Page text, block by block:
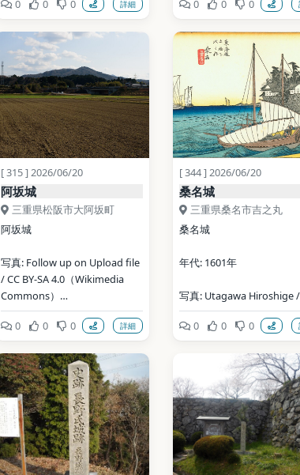
写真: ぺ有家音 /
CC0（Wikimedia Commons）
地点データ: Wikidata (CC0)
0 0 0 詳細
公式サイト:
https://
ie.jp/site/kanko/
to.html
写真: 投稿者が撮影 / CC
3.0（Wikimedia
地点データ: Wikidata
0 0 0
[ 315 ] 2026/06/20
阿坂城
三重県松阪市大阿坂町
阿坂城
写真: Follow up on Upload file
/ CC BY-SA 4.0（Wikimedia
Commons）
地点データ: Wikidata (CC0)
0 0 0 詳細
[ 344 ] 2026/06/20
桑名城
三重県桑名市吉之丸
桑名城
年代: 1601年
写真: Utagawa Hiroshige /
Public domain（
Commons）
地点データ: Wikidata
0 0 0